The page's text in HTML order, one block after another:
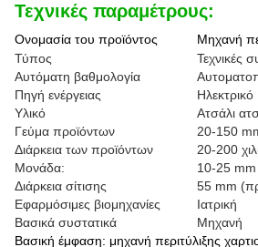
Τεχνικές παραμέτρους:
Ονομασία του προϊόντος
Μηχανή
Τύπος
Τεχνικές
Αυτόματη βαθμολογία
Πηγή ενέργειας
Ηλεκτρικό
Υλικό
Ατσάλι
Γεύμα προϊόντων
20-150
Διάρκεια των προϊόντων
20-200
Μονάδα:
10-25 mm
Διάρκεια σίτισης
55 mm
Εφαρμόσιμες βιομηχανίες
Ιατρική
Βασικά συστατικά
Μηχανή
Βασική έμφαση: μηχανή περιτύλιξης